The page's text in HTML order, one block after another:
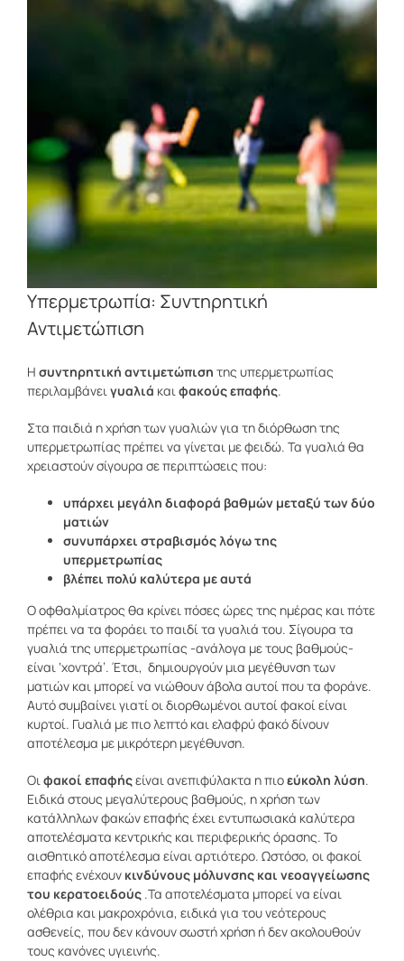
Υπερμετρωπία: Συντηρητική
Αντιμετώπιση
Η συντηρητική αντιμετώπιση της υπερμετρωπίας
περιλαμβάνειγυαλιά καιφακούς επαφής.
Στα παιδιά η χρήση των γυαλιών για τη διόρθωση της
υπερμετρωπίας πρέπει να γίνεται με φειδώ. Τα γυαλιά θα
χρειαστούν σίγουρα σε περιπτώσεις που:
υπάρχει μεγάλη διαφορά βαθμών μεταξύ των δύο
ματιών
συνυπάρχει στραβισμός λόγω της
υπερμετρωπίας
βλέπει πολύ καλύτερα με αυτά
Ο οφθαλμίατρος θα κρίνει πόσες ώρες της ημέρας και πότε
πρέπει να τα φοράει το παιδί τα γυαλιά του. Σίγουρα τα
γυαλιά της υπερμετρωπίας -ανάλογα με τους βαθμούς-
είναι ‘χοντρά’. Έτσι, δημιουργούν μια μεγέθυνση των
ματιών και μπορεί να νιώθουν άβολα αυτοί που τα φοράνε.
Αυτό συμβαίνει γιατί οι διορθωμένοι αυτοί φακοί είναι
κυρτοί. Γυαλιά με πιο λεπτό και ελαφρύ φακό δίνουν
αποτέλεσμα με μικρότερη μεγέθυνση.
Οιφακοί επαφήςείναι ανεπιφύλακτα η πιοεύκολη λύση.
Ειδικά στους μεγαλύτερους βαθμούς, η χρήση των
κατάλληλων φακών επαφής έχει εντυπωσιακά καλύτερα
αποτελέσματα κεντρικής και περιφερικής όρασης. Το
αισθητικό αποτέλεσμα είναι αρτιότερο. Ωστόσο, οι φακοί
επαφής ενέχουν κινδύνους μόλυνσης και νεοαγγείωσης
του κερατοειδούς .Τα αποτελέσματα μπορεί να είναι
ολέθρια και μακροχρόνια, ειδικά για του νεότερους
ασθενείς, που δεν κάνουν σωστή χρήση ή δεν ακολουθούν
τους κανόνες υγιεινής.